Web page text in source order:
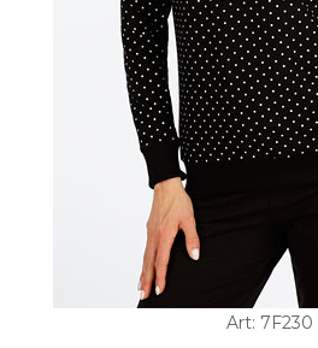
Art: 7F230